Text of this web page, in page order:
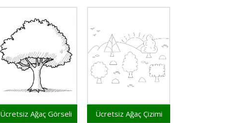
Ücretsiz Ağaç Görseli Ücretsiz Ağaç Çizimi